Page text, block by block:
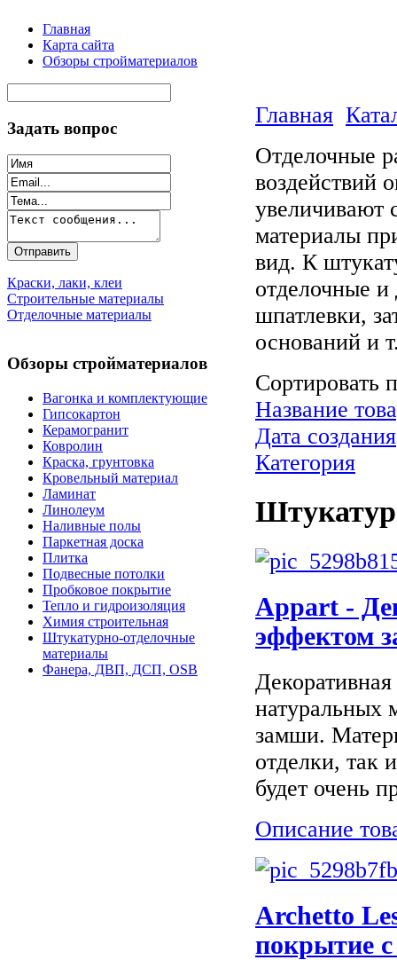
Главная
Карта сайта
Обзоры стройматериалов
Задать вопрос
Краски, лаки, клеи
Строительные материалы
Отделочные материалы
Обзоры стройматериалов
Вагонка и комплектующие
Гипсокартон
Керамогранит
Ковролин
Краска, грунтовка
Кровельный материал
Ламинат
Линолеум
Наливные полы
Паркетная доска
Плитка
Подвесные потолки
Пробковое покрытие
Тепло и гидроизоляция
Химия строительная
Штукатурно-отделочные
материалы
Фанера, ДВП, ДСП, OSB
Главная
Отделочные
воздействий
увеличивают
материалы
вид. К
отделочные и
шпатлевки,
оснований и
Сортировать
Название
Дата создания
Категория
Appart -
эффектом
натуральных
замши.
отделки, так
будет очень
Описание
Archetto
покрытие с